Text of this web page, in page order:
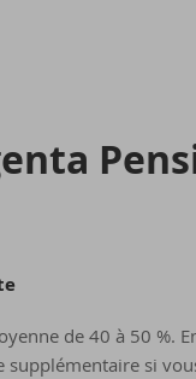
de 40 à 50 %.
supplémentaire si